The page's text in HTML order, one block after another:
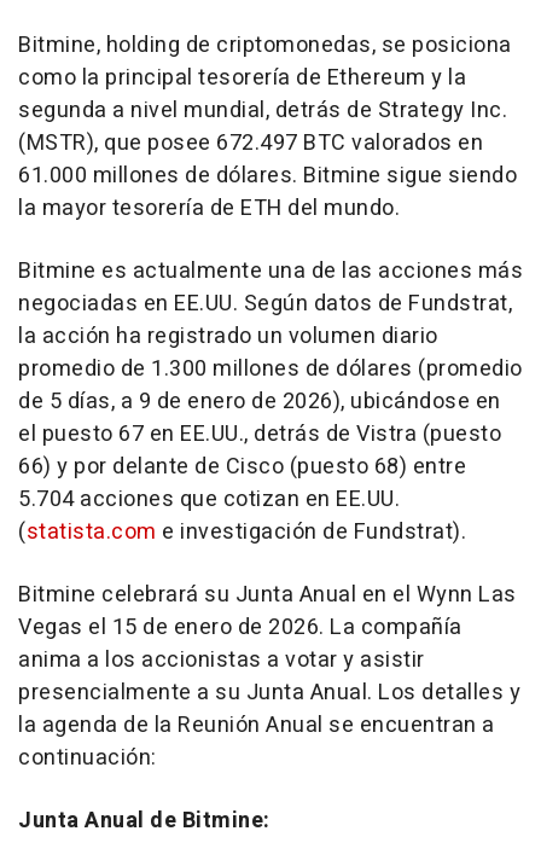
Bitmine, holding de criptomonedas, se posiciona
como la principal tesorería de Ethereum y la
segunda a nivel mundial, detrás de Strategy Inc.
(MSTR), que posee 672.497 BTC valorados en
61.000 millones de dólares. Bitmine sigue siendo
la mayor tesorería de ETH del mundo.
Bitmine es actualmente una de las acciones más
negociadas en EE.UU. Según datos de Fundstrat,
la acción ha registrado un volumen diario
promedio de 1.300 millones de dólares (promedio
de 5 días, a 9 de enero de 2026), ubicándose en
el puesto 67 en EE.UU., detrás de Vistra (puesto
66) y por delante de Cisco (puesto 68) entre
5.704 acciones que cotizan en EE.UU.
(statista.com e investigación de Fundstrat).
Bitmine celebrará su Junta Anual en el Wynn Las
Vegas el 15 de enero de 2026. La compañía
anima a los accionistas a votar y asistir
presencialmente a su Junta Anual. Los detalles y
la agenda de la Reunión Anual se encuentran a
continuación:
Junta Anual de Bitmine: